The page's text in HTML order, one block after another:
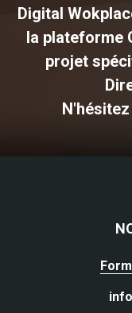
Digital
la plateforme
projet